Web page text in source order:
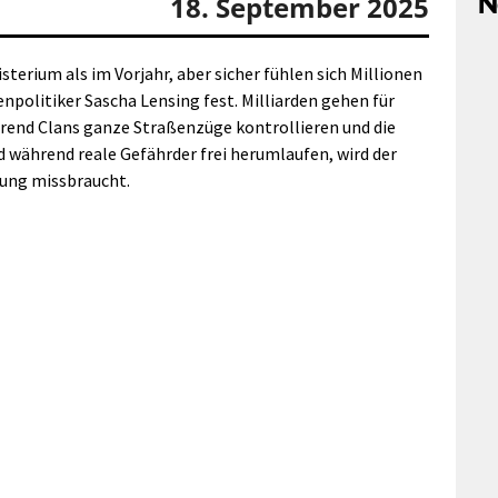
als im Vorjahr, aber sicher fühlen sich Millionen
Sascha Lensing fest. Milliarden gehen für
Clans ganze Straßenzüge kontrollieren und die
reale Gefährder frei herumlaufen, wird der
missbraucht.